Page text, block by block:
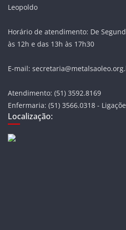
Leopoldo
Horário de atendimento: De
às 12h e das 13h às 17h30
E-mail:
Atendimento: (51) 3592.8169
Enfermaria: (51) 3566.0318 -
Localização: